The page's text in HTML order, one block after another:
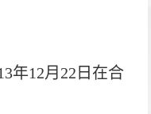
年12月22日在合